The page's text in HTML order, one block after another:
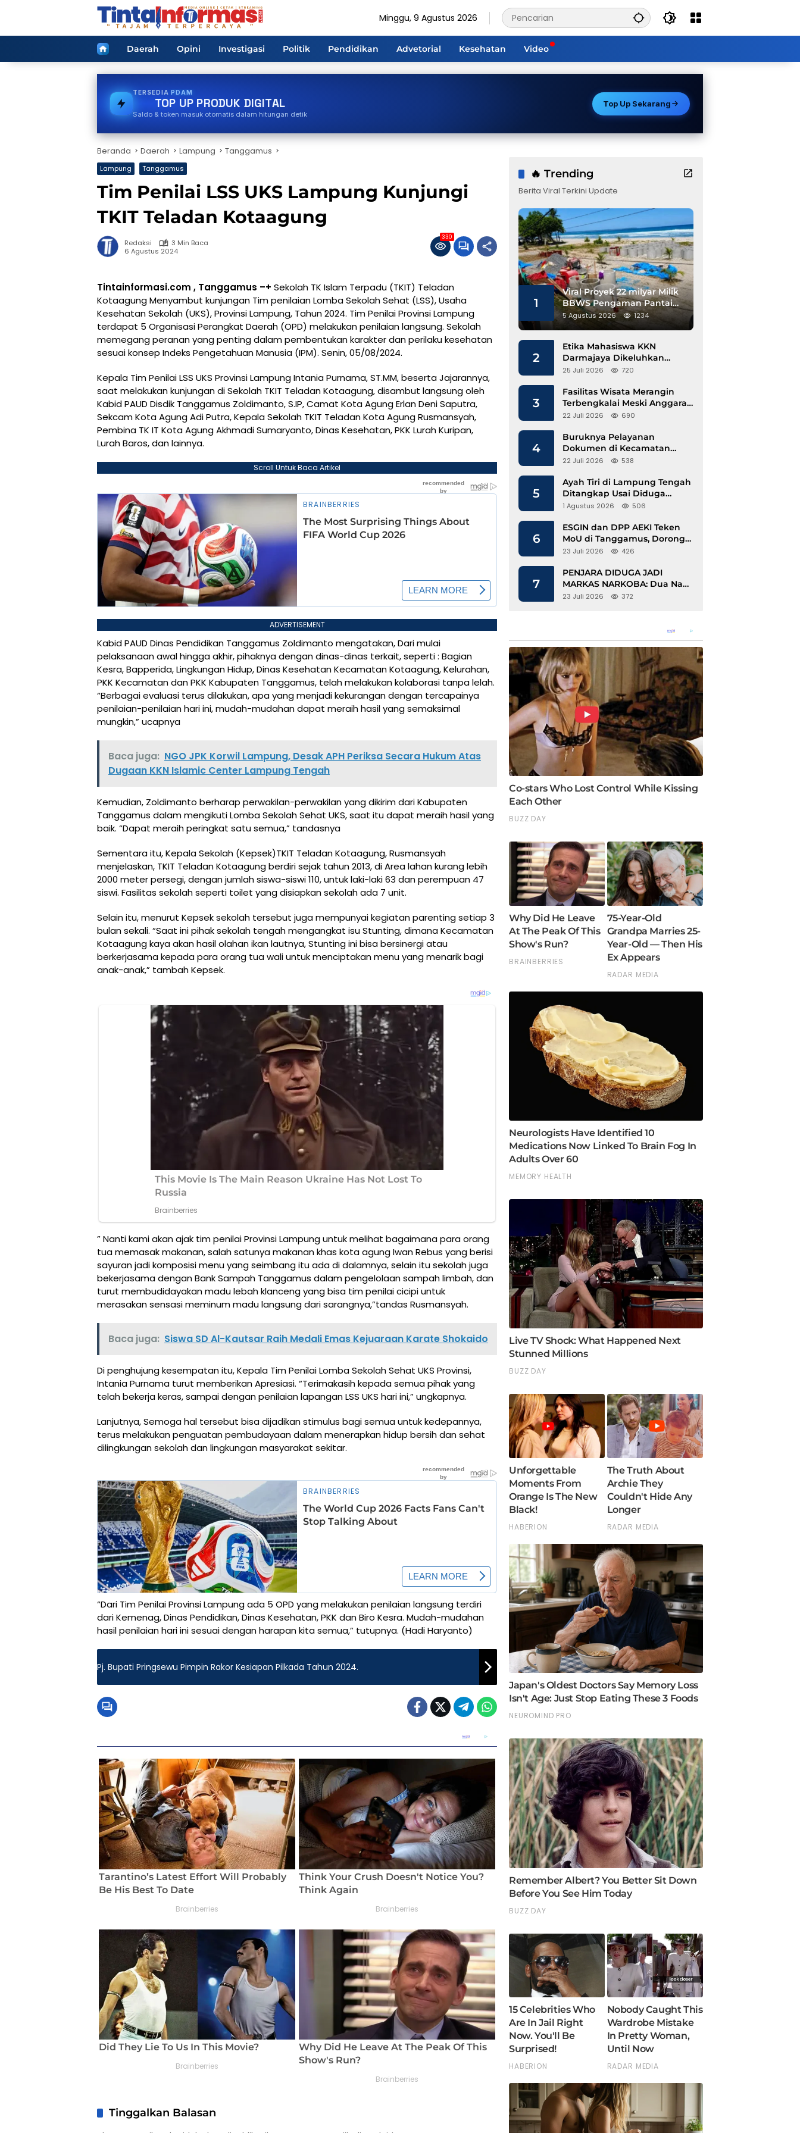
Minggu, 9 Agustus 2026
HomeDaerah Opini Investigasi Politik Pendidikan Advetorial Kesehatan Video
TERSEDIA PULSA
TOP UP PRODUK DIGITAL
Saldo & token masuk otomatis dalam hitungan detik
Top Up Sekarang
Beranda Daerah Lampung Tanggamus
Lampung Tanggamus
Tim Penilai LSS UKS Lampung Kunjungi
TKIT Teladan Kotaagung
Redaksi
3 Min Baca
6 Agustus 2024
330
Tintainformasi.com , Tanggamus –+ Sekolah TK Islam Terpadu (TKIT) Teladan
Kotaagung Menyambut kunjungan Tim penilaian Lomba Sekolah Sehat (LSS), Usaha
Kesehatan Sekolah (UKS), Provinsi Lampung, Tahun 2024. Tim Penilai Provinsi Lampung
terdapat 5 Organisasi Perangkat Daerah (OPD) melakukan penilaian langsung. Sekolah
memegang peranan yang penting dalam pembentukan karakter dan perilaku kesehatan
sesuai konsep Indeks Pengetahuan Manusia (IPM). Senin, 05/08/2024.
Kepala Tim Penilai LSS UKS Provinsi Lampung Intania Purnama, ST.MM, beserta Jajarannya,
saat melakukan kunjungan di Sekolah TKIT Teladan Kotaagung, disambut langsung oleh
Kabid PAUD Disdik Tanggamus Zoldimanto, S.IP, Camat Kota Agung Erlan Deni Saputra,
Sekcam Kota Agung Adi Putra, Kepala Sekolah TKIT Teladan Kota Agung Rusmansyah,
Pembina TK IT Kota Agung Akhmadi Sumaryanto, Dinas Kesehatan, PKK Lurah Kuripan,
Lurah Baros, dan lainnya.
Scroll Untuk Baca Artikel
ADVERTISEMENT
Kabid PAUD Dinas Pendidikan Tanggamus Zoldimanto mengatakan, Dari mulai
pelaksanaan awal hingga akhir, pihaknya dengan dinas-dinas terkait, seperti : Bagian
Kesra, Bapperida, Lingkungan Hidup, Dinas Kesehatan Kecamatan Kotaagung, Kelurahan,
PKK Kecamatan dan PKK Kabupaten Tanggamus, telah melakukan kolaborasi tanpa lelah.
“Berbagai evaluasi terus dilakukan, apa yang menjadi kekurangan dengan tercapainya
penilaian-penilaian hari ini, mudah-mudahan dapat meraih hasil yang semaksimal
mungkin,” ucapnya
Baca juga: NGO JPK Korwil Lampung, Desak APH Periksa Secara Hukum Atas
Dugaan KKN Islamic Center Lampung Tengah
Kemudian, Zoldimanto berharap perwakilan-perwakilan yang dikirim dari Kabupaten
Tanggamus dalam mengikuti Lomba Sekolah Sehat UKS, saat itu dapat meraih hasil yang
baik. “Dapat meraih peringkat satu semua,” tandasnya
Sementara itu, Kepala Sekolah (Kepsek)TKIT Teladan Kotaagung, Rusmansyah
menjelaskan, TKIT Teladan Kotaagung berdiri sejak tahun 2013, di Area lahan kurang lebih
2000 meter persegi, dengan jumlah siswa-siswi 110, untuk laki-laki 63 dan perempuan 47
siswi. Fasilitas sekolah seperti toilet yang disiapkan sekolah ada 7 unit.
Selain itu, menurut Kepsek sekolah tersebut juga mempunyai kegiatan parenting setiap 3
bulan sekali. “Saat ini pihak sekolah tengah mengangkat isu Stunting, dimana Kecamatan
Kotaagung kaya akan hasil olahan ikan lautnya, Stunting ini bisa bersinergi atau
berkerjasama kepada para orang tua wali untuk menciptakan menu yang menarik bagi
anak-anak,” tambah Kepsek.
” Nanti kami akan ajak tim penilai Provinsi Lampung untuk melihat bagaimana para orang
tua memasak makanan, salah satunya makanan khas kota agung Iwan Rebus yang berisi
sayuran jadi komposisi menu yang seimbang itu ada di dalamnya, selain itu sekolah juga
bekerjasama dengan Bank Sampah Tanggamus dalam pengelolaan sampah limbah, dan
turut membudidayakan madu lebah klanceng yang bisa tim penilai cicipi untuk
merasakan sensasi meminum madu langsung dari sarangnya,”tandas Rusmansyah.
Baca juga: Siswa SD Al-Kautsar Raih Medali Emas Kejuaraan Karate Shokaido
Di penghujung kesempatan itu, Kepala Tim Penilai Lomba Sekolah Sehat UKS Provinsi,
Intania Purnama turut memberikan Apresiasi. “Terimakasih kepada semua pihak yang
telah bekerja keras, sampai dengan penilaian lapangan LSS UKS hari ini,” ungkapnya.
Lanjutnya, Semoga hal tersebut bisa dijadikan stimulus bagi semua untuk kedepannya,
terus melakukan penguatan pembudayaan dalam menerapkan hidup bersih dan sehat
dilingkungan sekolah dan lingkungan masyarakat sekitar.
“Dari Tim Penilai Provinsi Lampung ada 5 OPD yang melakukan penilaian langsung terdiri
dari Kemenag, Dinas Pendidikan, Dinas Kesehatan, PKK dan Biro Kesra. Mudah-mudahan
hasil penilaian hari ini sesuai dengan harapan kita semua,” tutupnya. (Hadi Haryanto)
Pj. Bupati Pringsewu Pimpin Rakor Kesiapan Pilkada Tahun 2024.
Tinggalkan Balasan
🔥 Trending
Berita Viral Terkini Update
1
Viral Proyek 22 milyar Milik
BBWS Pengaman Pantai
Pesisir Barat Diduga
Gunakan Besi Banci
5 Agustus 2026 1234
2
Etika Mahasiswa KKN
Darmajaya Dikeluhkan
Kepala Pekon Sinar Jawa
25 Juli 2026 720
3
Fasilitas Wisata Merangin
Terbengkalai Meski Anggaran
Perawatan Terus Mengalir
22 Juli 2026 690
4
Buruknya Pelayanan
Dokumen di Kecamatan
Pangkalan Susu, Kinerja
22 Juli 2026 538
5
Ayah Tiri di Lampung Tengah
Ditangkap Usai Diduga
Hamili Anak di Bawah Umur
1 Agustus 2026 506
6
ESGIN dan DPP AEKI Teken
MoU di Tanggamus, Dorong
Ekonomi Hijau Berbasis Kopi
23 Juli 2026 426
7
PENJARA DIDUGA JADI
MARKAS NARKOBA: Dua Napi
Rajabasa Bebas Gunakan HP,
23 Juli 2026 372